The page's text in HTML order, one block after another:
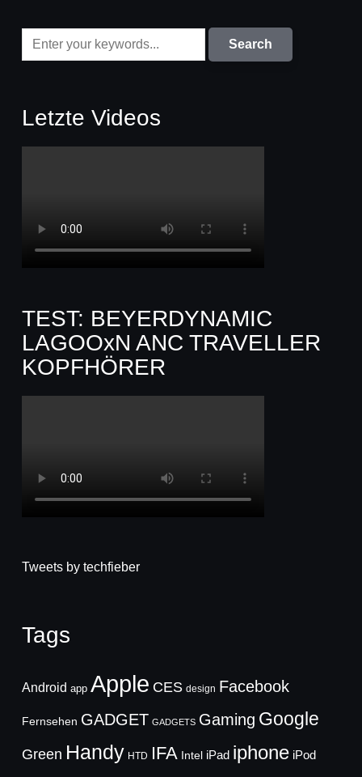
Letzte Videos
TEST: BEYERDYNAMIC
LAGOOxN ANC TRAVELLER
KOPFHÖRER
Tweets by techfieber
Tags
Android app Apple CES design Facebook
Fernsehen GADGET GADGETS Gaming Google
Green Handy HTD IFA Intel iPad iphone iPod